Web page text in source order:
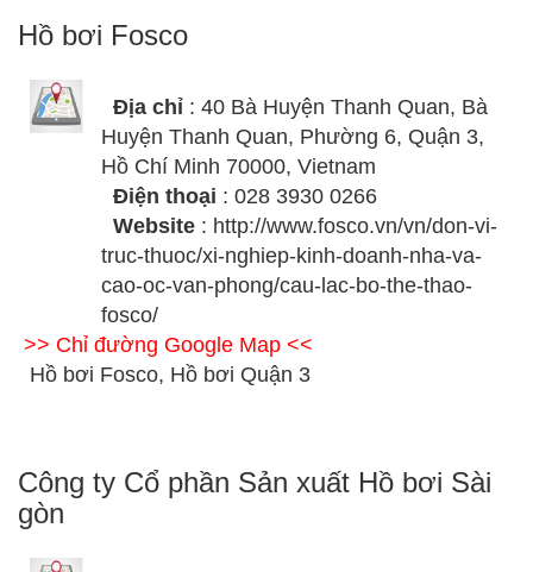
Hồ bơi Fosco
Địa chỉ : 40 Bà Huyện Thanh Quan, Bà
Huyện Thanh Quan, Phường 6, Quận 3,
Hồ Chí Minh 70000, Vietnam
Điện thoại : 028 3930 0266
Website : http://www.fosco.vn/vn/don-vi-
truc-thuoc/xi-nghiep-kinh-doanh-nha-va-
cao-oc-van-phong/cau-lac-bo-the-thao-
fosco/
>> Chỉ đường Google Map <<
Hồ bơi Fosco, Hồ bơi Quận 3
Công ty Cổ phần Sản xuất Hồ bơi Sài
gòn